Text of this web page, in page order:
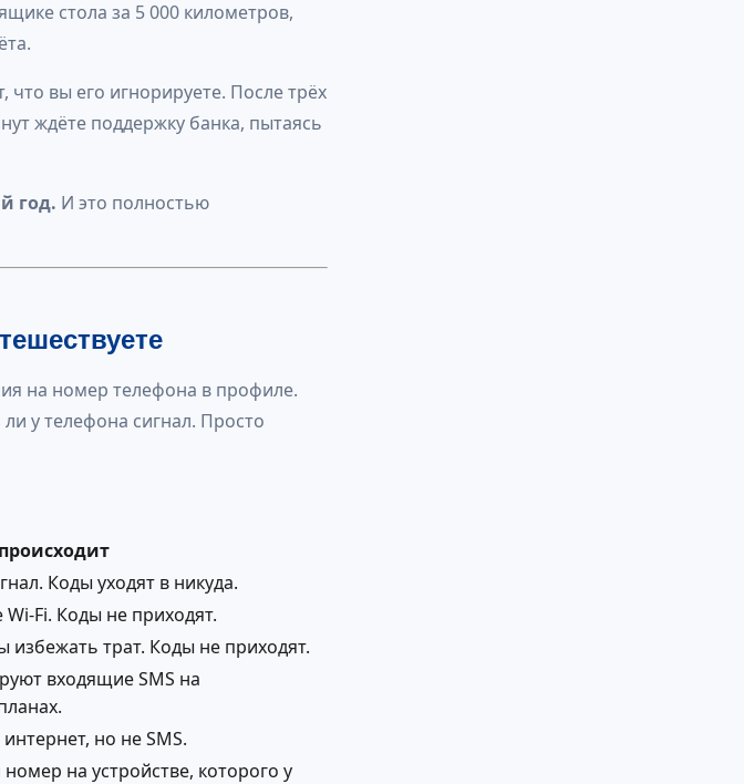
стола за 5 000 километров,
вы его игнорируете. После трёх
ждёте поддержку банка, пытаясь
год. И это полностью
на номер телефона в профиле.
у телефона сигнал. Просто
Коды уходят в никуда.
Wi-Fi. Коды не приходят.
трат. Коды не приходят.
входящие SMS на
но не SMS.
на устройстве, которого у